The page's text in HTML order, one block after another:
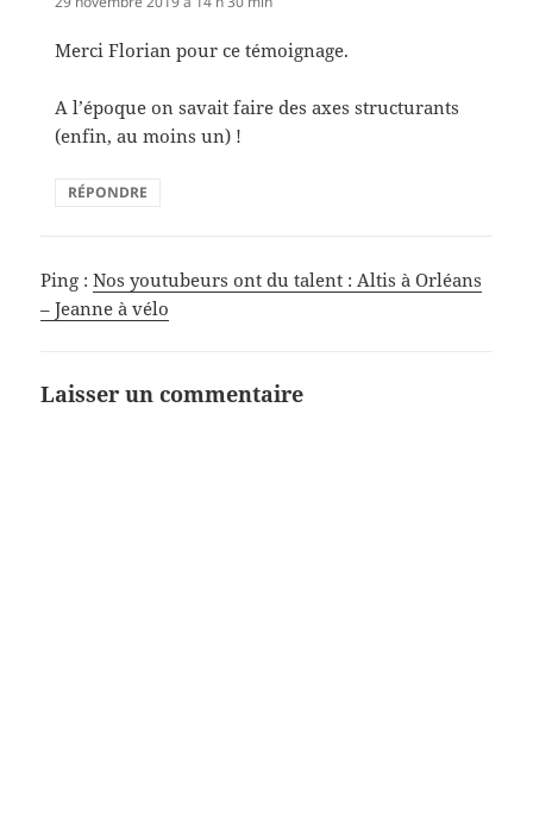
Merci Florian pour ce témoignage.
A l’époque on savait faire des axes structurants
(enfin, au moins un) !
RÉPONDRE
Ping :Nos youtubeurs ont du talent : Altis à Orléans
– Jeanne à vélo
Laisser un commentaire